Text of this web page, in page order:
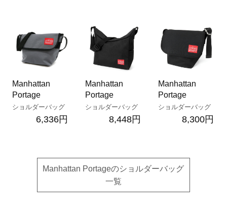
Manhattan
Portage
ショルダーバッグ
6,336円
Manhattan
Portage
ショルダーバッグ
8,448円
Manhattan
Portage
ショルダーバッグ
8,300円
Manhattan Portageのショルダーバッグ
一覧